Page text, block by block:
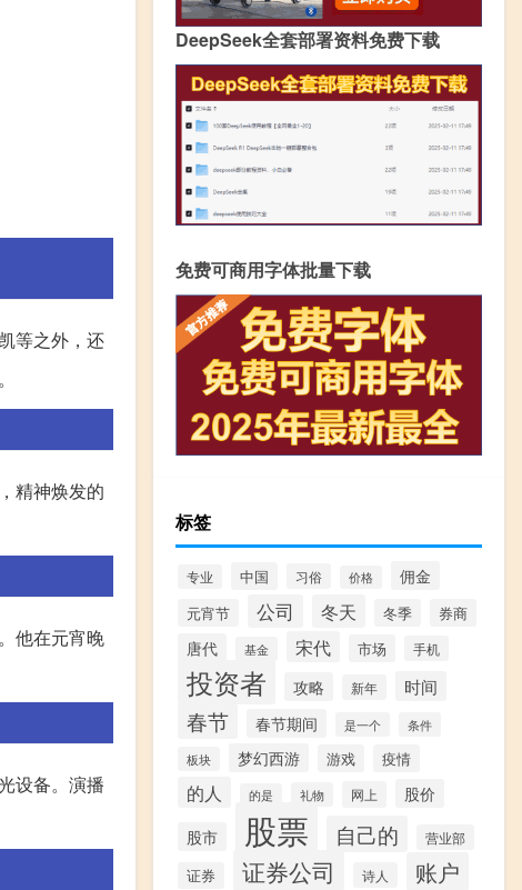
等之外，还
精神焕发的
他在元宵晚
设备。演播
DeepSeek全套部署资料免费下载
免费可商用字体批量下载
标签
专业 中国 习俗 价格 佣金
元宵节 公司 冬天 冬季 券商
唐代 基金 宋代 市场 手机
投资者 攻略 新年 时间
春节 春节期间 是一个
条件
板块
梦幻西游 游戏 疫情
的人 的是 礼物 网上
股价
股市
股票 自己的 营业部
证券 证券公司 诗人 账户